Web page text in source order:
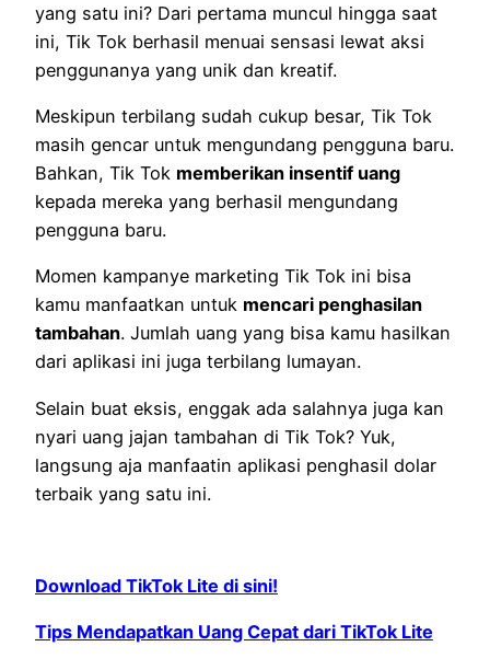
yang satu ini? Dari pertama muncul hingga saat
ini, Tik Tok berhasil menuai sensasi lewat aksi
penggunanya yang unik dan kreatif.
Meskipun terbilang sudah cukup besar, Tik Tok
masih gencar untuk mengundang pengguna baru.
Bahkan, Tik Tok memberikan insentif uang
kepada mereka yang berhasil mengundang
pengguna baru.
Momen kampanye marketing Tik Tok ini bisa
kamu manfaatkan untuk mencari penghasilan
tambahan. Jumlah uang yang bisa kamu hasilkan
dari aplikasi ini juga terbilang lumayan.
Selain buat eksis, enggak ada salahnya juga kan
nyari uang jajan tambahan di Tik Tok? Yuk,
langsung aja manfaatin aplikasi penghasil dolar
terbaik yang satu ini.
Download TikTok Lite di sini!
Tips Mendapatkan Uang Cepat dari TikTok Lite